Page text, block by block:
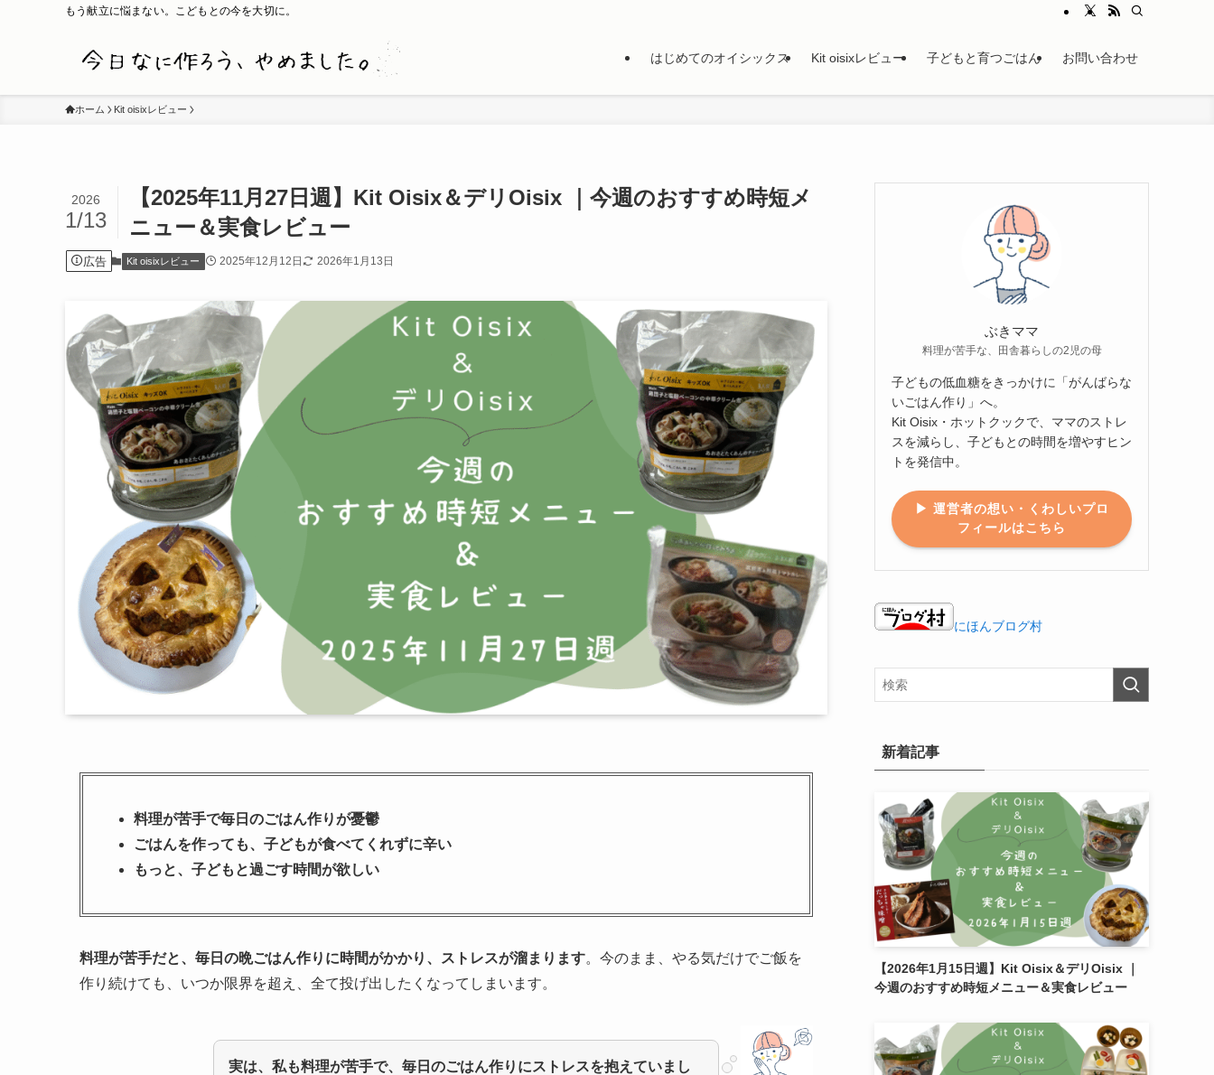
もう献立に悩まない。こどもとの今を大切に。
はじめてのオイシックス Kit oisixレビュー 子どもと育つごはん お問い合わせ
ホーム Kit oisixレビュー
【2025年11月27日週】Kit Oisix＆デリOisix ｜今週のおすすめ時短メ
ニュー＆実食レビュー
2026
1/13
広告 Kit oisixレビュー 2025年12月12日 2026年1月13日
料理が苦手で毎日のごはん作りが憂鬱
ごはんを作っても、子どもが食べてくれずに辛い
もっと、子どもと過ごす時間が欲しい
料理が苦手だと、毎日の晩ごはん作りに時間がかかり、ストレスが溜まります。今のまま、やる気だけでご飯を
作り続けても、いつか限界を超え、全て投げ出したくなってしまいます。
実は、私も料理が苦手で、毎日のごはん作りにストレスを抱えていまし
ぶきママ
料理が苦手な、田舎暮らしの2児の母
子どもの低血糖をきっかけに「がんばらな
いごはん作り」へ。
Kit Oisix・ホットクックで、ママのストレ
スを減らし、子どもとの時間を増やすヒン
トを発信中。
▶ 運営者の想い・くわしいプロ
フィールはこちら
にほんブログ村
新着記事
【2026年1月15日週】Kit Oisix＆デリOisix ｜
今週のおすすめ時短メニュー＆実食レビュー